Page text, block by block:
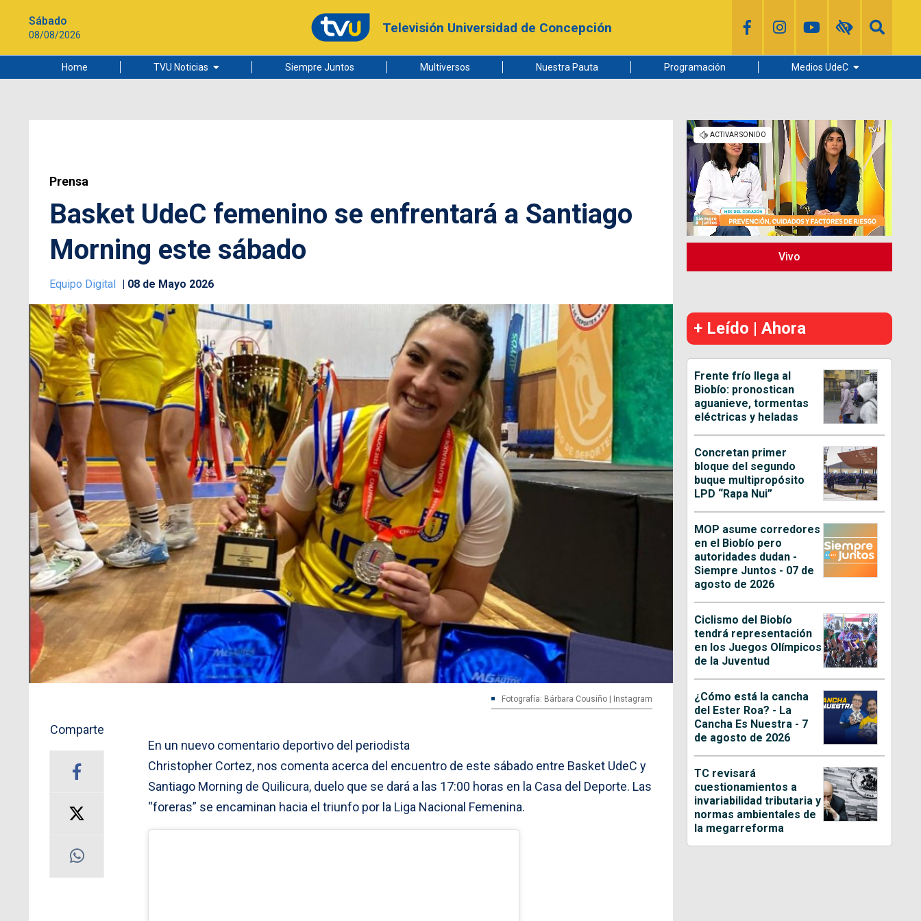
Sábado
08/08/2026 Televisión Universidad de Concepción
Home TVU Noticias
Ciudad
Siempre Juntos Multiversos Nuestra Pauta Programación Medios UdeC
Radio UdeC
Noticias UdeC
La Discusión
Prensa
Basket UdeC femenino se enfrentará a Santiago
Morning este sábado
Equipo Digital 08 de Mayo 2026
Fotografía: Bárbara Cousiño | Instagram
Comparte
En un nuevo comentario deportivo del periodista
Christopher Cortez, nos comenta acerca del encuentro de este sábado entre Basket UdeC y
Santiago Morning de Quilicura, duelo que se dará a las 17:00 horas en la Casa del Deporte. Las
“foreras” se encaminan hacia el triunfo por la Liga Nacional Femenina.
Vivo
+ Leído | Ahora
Frente frío llega al
Biobío: pronostican
aguanieve, tormentas
eléctricas y heladas
Concretan primer
bloque del segundo
buque multipropósito
LPD “Rapa Nui”
MOP asume corredores
en el Biobío pero
autoridades dudan -
Siempre Juntos - 07 de
agosto de 2026
Ciclismo del Biobío
tendrá representación
en los Juegos Olímpicos
de la Juventud
¿Cómo está la cancha
del Ester Roa? - La
Cancha Es Nuestra - 7
de agosto de 2026
TC revisará
cuestionamientos a
invariabilidad tributaria y
normas ambientales de
la megarreforma